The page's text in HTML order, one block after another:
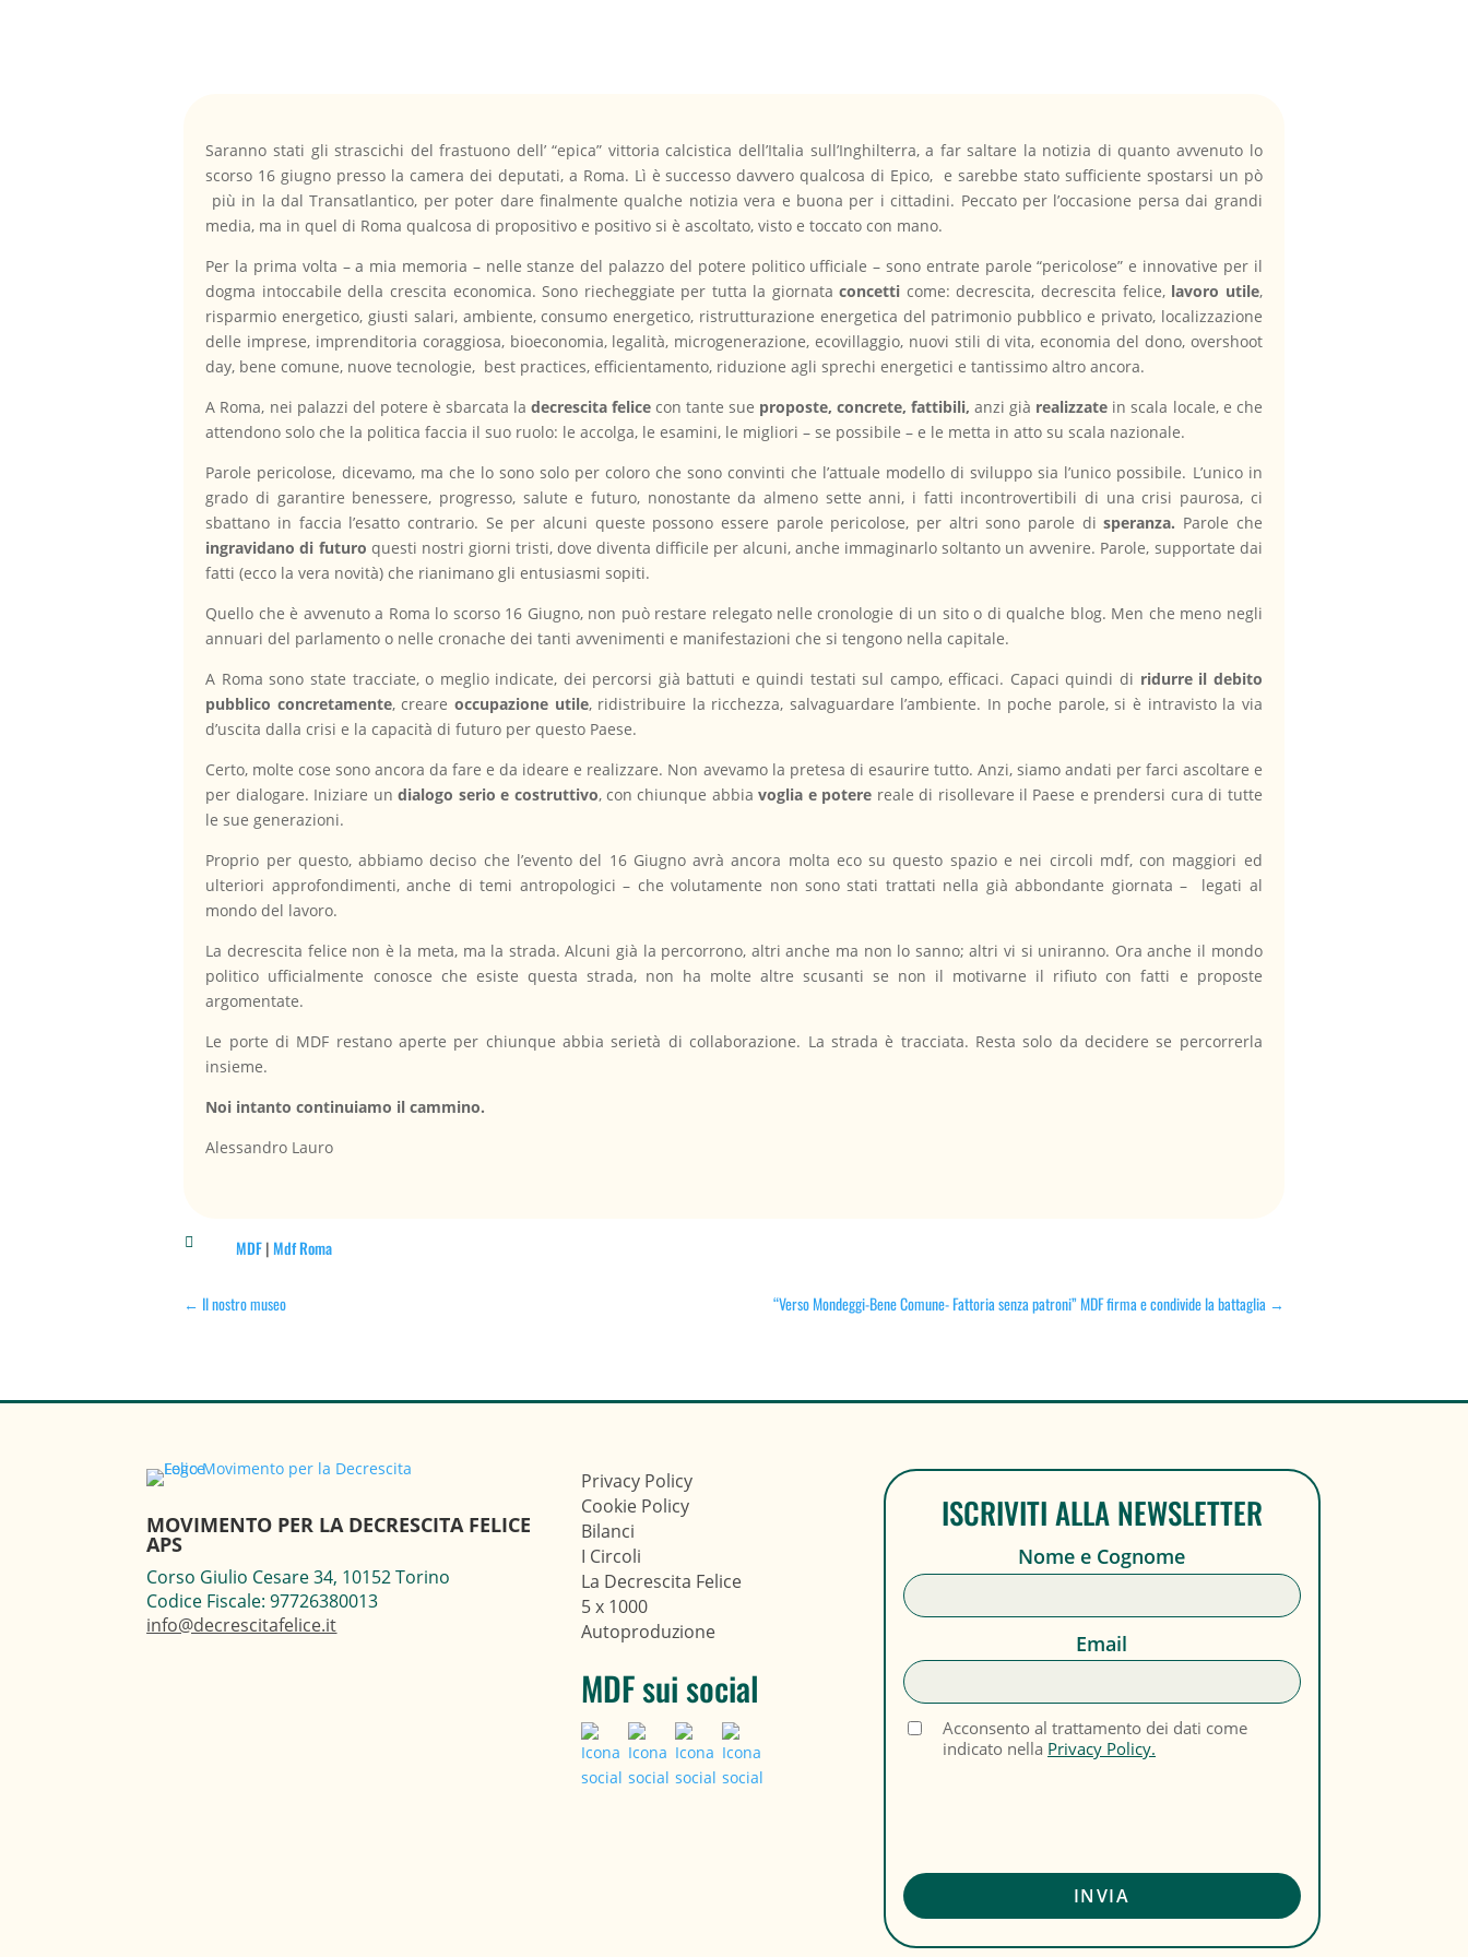
Saranno stati gli strascichi del frastuono dell’ “epica” vittoria calcistica dell’Italia sull’Inghilterra, a far saltare la notizia di quanto avvenuto lo
scorso 16 giugno presso la camera dei deputati, a Roma. Lì è successo davvero qualcosa di Epico, e sarebbe stato sufficiente spostarsi un pò
più in la dal Transatlantico, per poter dare finalmente qualche notizia vera e buona per i cittadini. Peccato per l’occasione persa dai grandi
media, ma in quel di Roma qualcosa di propositivo e positivo si è ascoltato, visto e toccato con mano.
Per la prima volta – a mia memoria – nelle stanze del palazzo del potere politico ufficiale – sono entrate parole “pericolose” e innovative per il
dogma intoccabile della crescita economica. Sono riecheggiate per tutta la giornataconcetti come: decrescita, decrescita felice, lavoro utile,
risparmio energetico, giusti salari, ambiente, consumo energetico, ristrutturazione energetica del patrimonio pubblico e privato, localizzazione
delle imprese, imprenditoria coraggiosa, bioeconomia, legalità, microgenerazione, ecovillaggio, nuovi stili di vita, economia del dono, overshoot
day, bene comune, nuove tecnologie, best practices, efficientamento, riduzione agli sprechi energetici e tantissimo altro ancora.
A Roma, nei palazzi del potere è sbarcata la decrescita felicecon tante sue proposte, concrete, fattibili,anzi già realizzate in scala locale, e che
attendono solo che la politica faccia il suo ruolo: le accolga, le esamini, le migliori – se possibile – e le metta in atto su scala nazionale.
Parole pericolose, dicevamo, ma che lo sono solo per coloro che sono convinti che l’attuale modello di sviluppo sia l’unico possibile. L’unico in
grado di garantire benessere, progresso, salute e futuro, nonostante da almeno sette anni, i fatti incontrovertibili di una crisi paurosa, ci
sbattano in faccia l’esatto contrario. Se per alcuni queste possono essere parole pericolose, per altri sono parole disperanza. Parole che
ingravidano di futuro questi nostri giorni tristi, dove diventa difficile per alcuni, anche immaginarlo soltanto un avvenire. Parole, supportate dai
fatti (ecco la vera novità) che rianimano gli entusiasmi sopiti.
Quello che è avvenuto a Roma lo scorso 16 Giugno, non può restare relegato nelle cronologie di un sito o di qualche blog. Men che meno negli
annuari del parlamento o nelle cronache dei tanti avvenimenti e manifestazioni che si tengono nella capitale.
A Roma sono state tracciate, o meglio indicate, dei percorsi già battuti e quindi testati sul campo, efficaci. Capaci quindi di ridurre il debito
pubblico concretamente, creare occupazione utile, ridistribuire la ricchezza, salvaguardare l’ambiente. In poche parole, si è intravisto la via
d’uscita dalla crisi e la capacità di futuro per questo Paese.
Certo, molte cose sono ancora da fare e da ideare e realizzare. Non avevamo la pretesa di esaurire tutto. Anzi, siamo andati per farci ascoltare e
per dialogare. Iniziare un dialogo serio e costruttivo, con chiunque abbiavoglia e potere reale di risollevare il Paese e prendersi cura di tutte
le sue generazioni.
Proprio per questo, abbiamo deciso che l’evento del 16 Giugno avrà ancora molta eco su questo spazio e nei circoli mdf, con maggiori ed
ulteriori approfondimenti, anche di temi antropologici – che volutamente non sono stati trattati nella già abbondante giornata – legati al
mondo del lavoro.
La decrescita felice non è la meta, ma la strada. Alcuni già la percorrono, altri anche ma non lo sanno; altri vi si uniranno. Ora anche il mondo
politico ufficialmente conosce che esiste questa strada, non ha molte altre scusanti se non il motivarne il rifiuto con fatti e proposte
argomentate.
Le porte di MDF restano aperte per chiunque abbia serietà di collaborazione. La strada è tracciata. Resta solo da decidere se percorrerla
insieme.
Noi intanto continuiamo il cammino.
Alessandro Lauro
 MDF|Mdf Roma
← Il nostro museo “Verso Mondeggi-Bene Comune- Fattoria senza patroni” MDF firma e condivide la battaglia→
MOVIMENTO PER LA DECRESCITA FELICE
APS
Corso Giulio Cesare 34, 10152 Torino
Codice Fiscale: 97726380013
info@decrescitafelice.it
Privacy Policy
Cookie Policy
Bilanci
I Circoli
La Decrescita Felice
5 x 1000
Autoproduzione
MDF sui social
ISCRIVITI ALLA NEWSLETTER
Nome e Cognome
Email
Acconsento al trattamento dei dati come
indicato nella Privacy Policy.